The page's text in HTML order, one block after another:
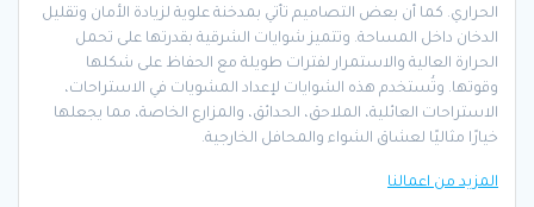
الحراري. كما أن بعض التصاميم تأتي بمدخنة علوية لزيادة الأمان وتقليل
الدخان داخل المساحة. وتتميز شوايات الشرقية بقدرتها على تحمل
الحرارة العالية والاستمرار لفترات طويلة مع الحفاظ على شكلها
وقوتها. وتُستخدم هذه الشوايات لإعداد المشويات في الاستراحات،
الاستراحات العائلية، الملاحق، الحدائق، والمزارع الخاصة، مما يجعلها
خيارًا مثاليًا لعشاق الشواء والمحافل الخارجية.
المزيد من اعمالنا